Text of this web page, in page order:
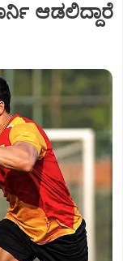
ಆಡಲಿದ್ದಾರೆ